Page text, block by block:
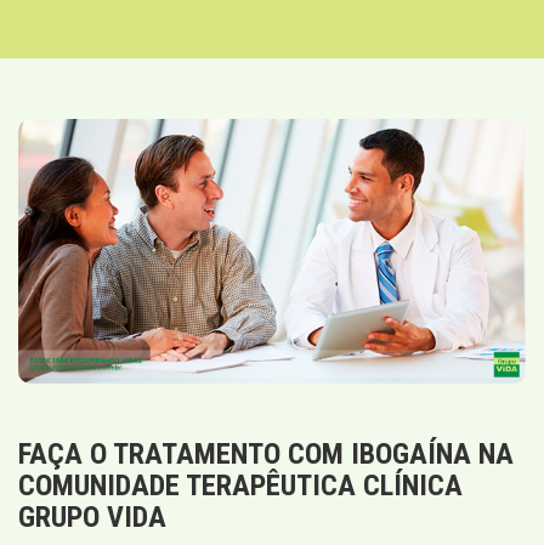
FAÇA O TRATAMENTO COM IBOGAÍNA NA
COMUNIDADE TERAPÊUTICA CLÍNICA
GRUPO VIDA